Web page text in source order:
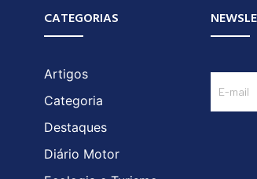
CATEGORIAS
Artigos
Categoria
Destaques
Diário Motor